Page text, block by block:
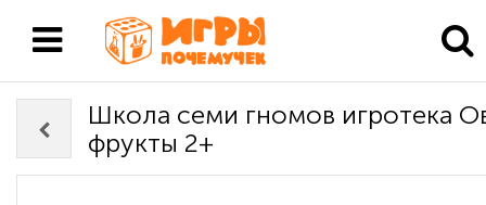
Школа семи гномов игротека
фрукты 2+